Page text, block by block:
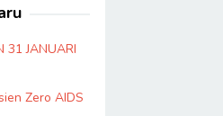
31 JANUARI
Zero AIDS